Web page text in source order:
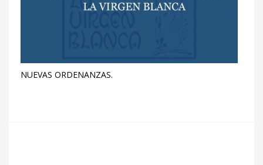
NUEVAS ORDENANZAS.